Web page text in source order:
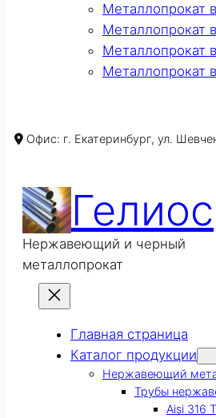
Металлопрокат
Металлопрокат
Металлопрокат
Металлопрокат
Офис: г. Екатеринбург, ул.
Гелиос
Нержавеющий и черный
металлопрокат
Главная страница
Каталог продукции
Нержавеющий
Трубы
Aisi 316